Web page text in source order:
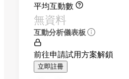
平均互動數
無資料
互動分析儀表板
前往申請試用方案解鎖
立即註冊